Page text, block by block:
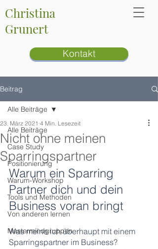
Christina
Grunert
Kontakt
Beitrag
Alle Beiträge
Case Study
Positionierung
Warum-Workshop
Tools und Methoden
Von anderen lernen
Mastermindgruppen
Alle Beiträge
Nicht ohne meinen
Sparringspartner
23. März 2021 4 Min. Lesezeit
Warum ein Sparring
Partner dich und dein
Business voran bringt
Was meine ich überhaupt mit einem
Sparringspartner im Business?